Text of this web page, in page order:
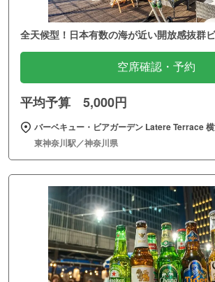
全天候型！日本有数の海が近い開放感抜群
空席確認・予約
平均予算 5,000円
バーベキュー・ビアガーデン Latere Terrace
東神奈川駅／神奈川県